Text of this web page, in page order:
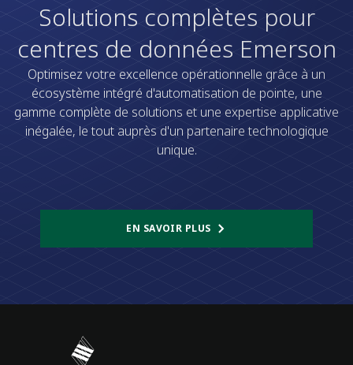
Solutions complètes pour
centres de données Emerson
Optimisez votre excellence opérationnelle grâce à un
écosystème intégré d'automatisation de pointe, une
gamme complète de solutions et une expertise applicative
inégalée, le tout auprès d'un partenaire technologique
unique.
EN SAVOIR PLUS